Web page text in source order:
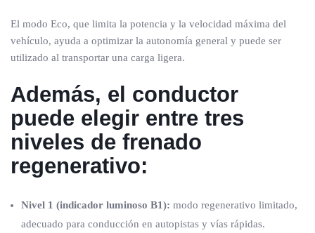
El modo Eco, que limita la potencia y la velocidad máxima del
vehículo, ayuda a optimizar la autonomía general y puede ser
utilizado al transportar una carga ligera.
Además, el conductor
puede elegir entre tres
niveles de frenado
regenerativo:
Nivel 1 (indicador luminoso B1): modo regenerativo limitado,
adecuado para conducción en autopistas y vías rápidas.